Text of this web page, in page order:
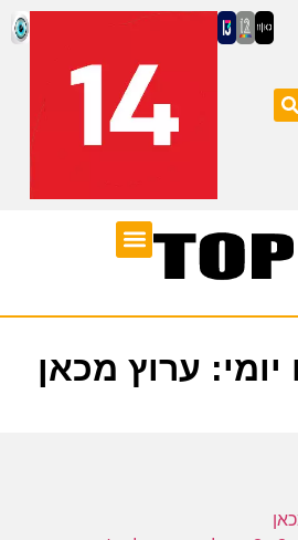
יומי: ערוץ מכאן